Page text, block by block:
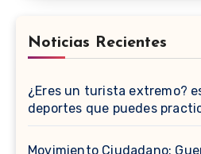
Noticias Recientes
¿Eres un turista extremo?
deportes que puedes
Movimiento Ciudadano: